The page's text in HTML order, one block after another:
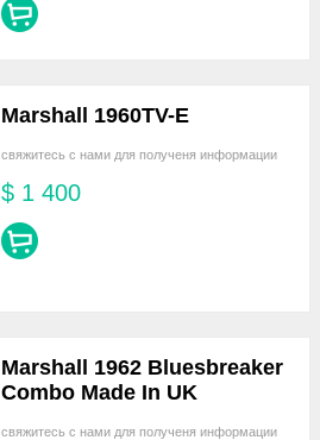
Marshall 1960TV-E
свяжитесь с нами для полученя информации
$ 1 400
Marshall 1962 Bluesbreaker
Combo Made In UK
свяжитесь с нами для полученя информации